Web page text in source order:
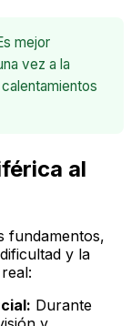
mejor
vez a la
al
fundamentos,
y la
Durante